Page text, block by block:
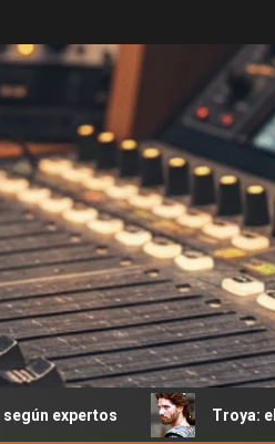
Troya: el error de Eric